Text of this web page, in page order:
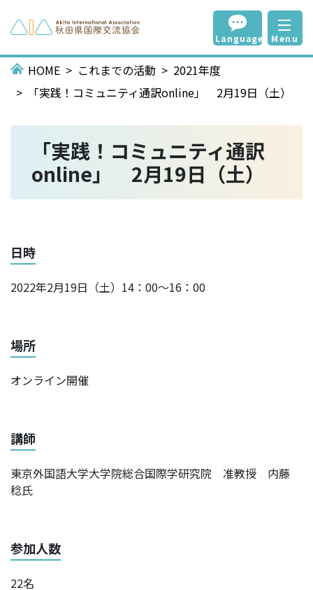
Language Menu
HOME これまでの活動
2021年度
「実践！コミュニティ通訳online」 2月19日（土）
「実践！コミュニティ通訳
online」 2月19日（土）
日時
2022年2月19日（土）14：00～16：00
場所
オンライン開催
講師
東京外国語大学大学院総合国際学研究院 准教授 内藤
稔氏
参加人数
22名